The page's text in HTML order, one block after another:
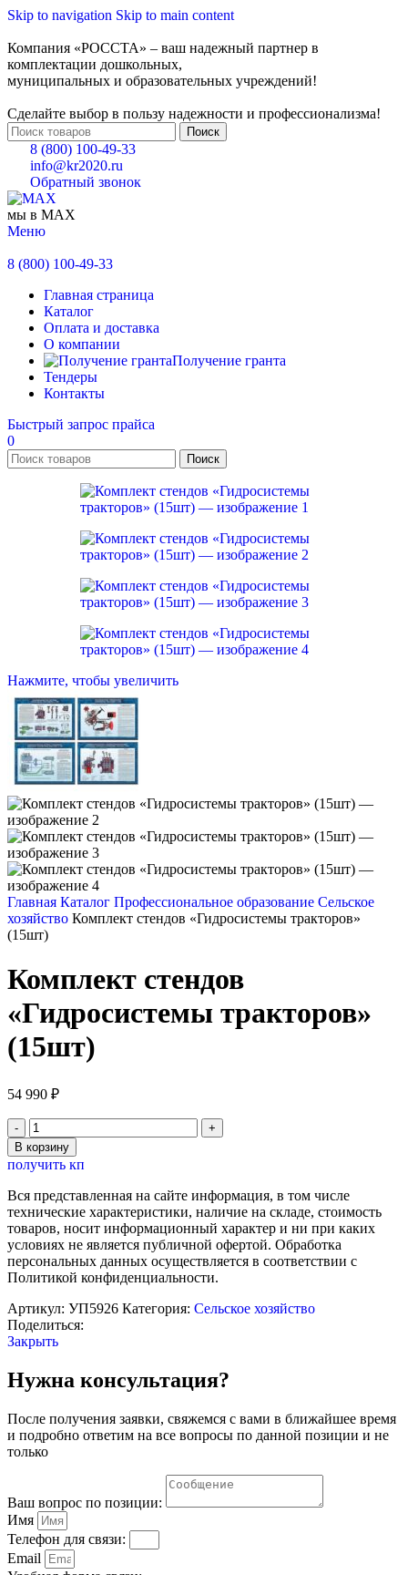
Skip to navigation Skip to main content
Компания «РОССТА» – ваш надежный партнер в
комплектации дошкольных,
муниципальных и образовательных учреждений!
Сделайте выбор в пользу надежности и профессионализма!
Поиск
8 (800) 100-49-33
info@kr2020.ru
Обратный звонок
мы в MAX
Меню
8 (800) 100-49-33
Главная страница
Каталог
Оплата и доставка
О компании
Получение гранта
Тендеры
Контакты
Быстрый запрос прайса
0
Поиск
Нажмите, чтобы увеличить
Главная Каталог Профессиональное образование Сельское
хозяйство Комплект стендов «Гидросистемы тракторов»
(15шт)
Комплект стендов
«Гидросистемы тракторов»
(15шт)
54 990 ₽
Количество
товара
Комплект
стендов
«Гидросистемы
тракторов»
(15шт)
В корзину
получить кп
Вся представленная на сайте информация, в том числе
технические характеристики, наличие на складе, стоимость
товаров, носит информационный характер и ни при каких
условиях не является публичной офертой. Обработка
персональных данных осуществляется в соответствии с
Политикой конфиденциальности.
Артикул: УП5926 Категория: Сельское хозяйство
Поделиться:
Закрыть
Нужна консультация?
После получения заявки, свяжемся с вами в ближайшее время
и подробно ответим на все вопросы по данной позиции и не
только
Ваш вопрос по позиции:
Имя
Телефон для связи:
Email